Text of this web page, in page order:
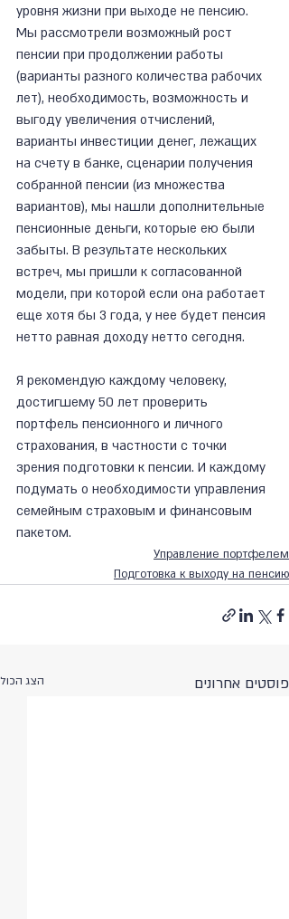
уровня жизни при выходе не пенсию.
Мы рассмотрели возможный рост
пенсии при продолжении работы
(варианты разного количества рабочих
лет), необходимость, возможность и
выгоду увеличения отчислений,
варианты инвестиции денег, лежащих
на счету в банке, сценарии получения
собранной пенсии (из множества
вариантов), мы нашли дополнительные
пенсионные деньги, которые ею были
забыты. В результате нескольких
встреч, мы пришли к согласованной
модели, при которой если она работает
еще хотя бы 3 года, у нее будет пенсия
нетто равная доходу нетто сегодня.
Я рекомендую каждому человеку,
достигшему 50 лет проверить
портфель пенсионного и личного
страхования, в частности с точки
зрения подготовки к пенсии. И каждому
подумать о необходимости управления
семейным страховым и финансовым
пакетом.
Управление портфелем
Подготовка к выходу на пенсию
פוסטים אחרונים הצג הכול